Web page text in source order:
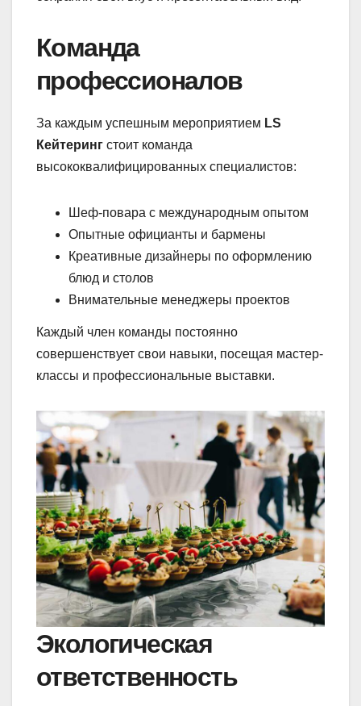
Команда
профессионалов
За каждым успешным мероприятием LS
Кейтеринг стоит команда
высококвалифицированных специалистов:
Шеф-повара с международным опытом
Опытные официанты и бармены
Креативные дизайнеры по оформлению
блюд и столов
Внимательные менеджеры проектов
Каждый член команды постоянно
совершенствует свои навыки, посещая мастер-
классы и профессиональные выставки.
Экологическая
ответственность